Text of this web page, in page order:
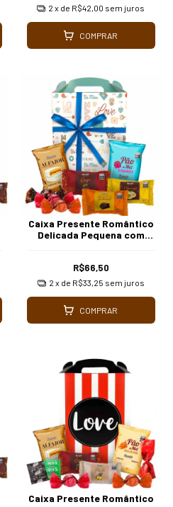
2 x de R$42,00 sem juros
COMPRAR
Caixa Presente Romântico
Delicada Pequena com
R$66,50
2 x de R$33,25 sem juros
COMPRAR
Caixa Presente Romântico